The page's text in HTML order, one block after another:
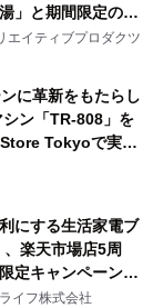
」と期間限定のコ
ウナイキタイコラ
！
エイティブプロダクツ
に革新をもたらし
ン「TR-808」を
Tokyoで実機
ャンペーンを開
」の 特別プログ
を愛する伝説的
ーチャーしたアニ
にする生活家電ブ
楽天市場店5周
定キャンペーンを
イフ株式会社